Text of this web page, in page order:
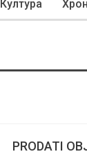
Култура
PRODATI